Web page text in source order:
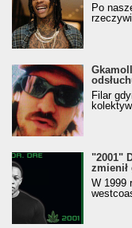
Po
Filar
"2001"
zmienił
W 1999